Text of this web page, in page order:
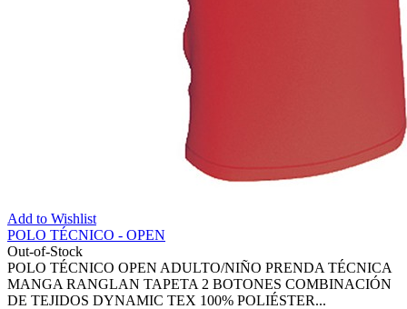
Add to Wishlist
POLO TÉCNICO - OPEN
Out-of-Stock
POLO TÉCNICO OPEN ADULTO/NIÑO PRENDA TÉCNICA
MANGA RANGLAN TAPETA 2 BOTONES COMBINACIÓN
DE TEJIDOS DYNAMIC TEX 100% POLIÉSTER...